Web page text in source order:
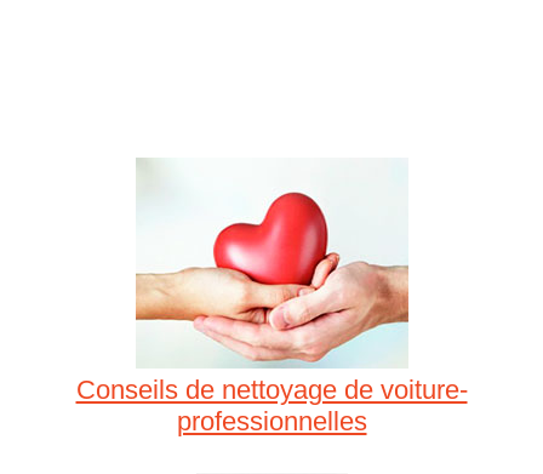
Conseils de nettoyage de voiture-
professionnelles